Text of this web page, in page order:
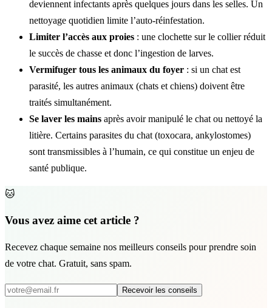
deviennent infectants après quelques jours dans les selles. Un
nettoyage quotidien limite l’auto-réinfestation.
Limiter l’accès aux proies : une clochette sur le collier réduit
le succès de chasse et donc l’ingestion de larves.
Vermifuger tous les animaux du foyer : si un chat est
parasité, les autres animaux (chats et chiens) doivent être
traités simultanément.
Se laver les mains après avoir manipulé le chat ou nettoyé la
litière. Certains parasites du chat (toxocara, ankylostomes)
sont transmissibles à l’humain, ce qui constitue un enjeu de
santé publique.
🐱
Vous avez aime cet article ?
Recevez chaque semaine nos meilleurs conseils pour prendre soin
de votre chat. Gratuit, sans spam.
Recevoir les conseils